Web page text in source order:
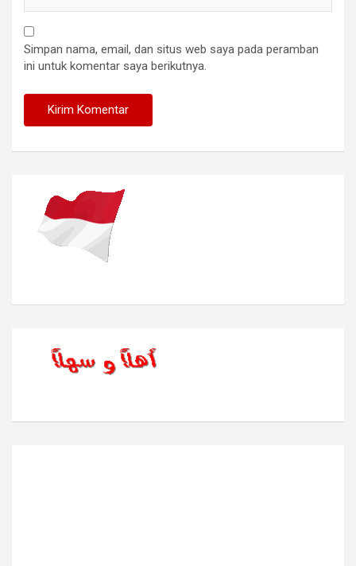
Simpan nama, email, dan situs web saya pada peramban
ini untuk komentar saya berikutnya.